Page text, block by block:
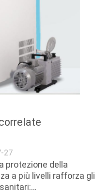
27
protezione della
a più livelli rafforza gli